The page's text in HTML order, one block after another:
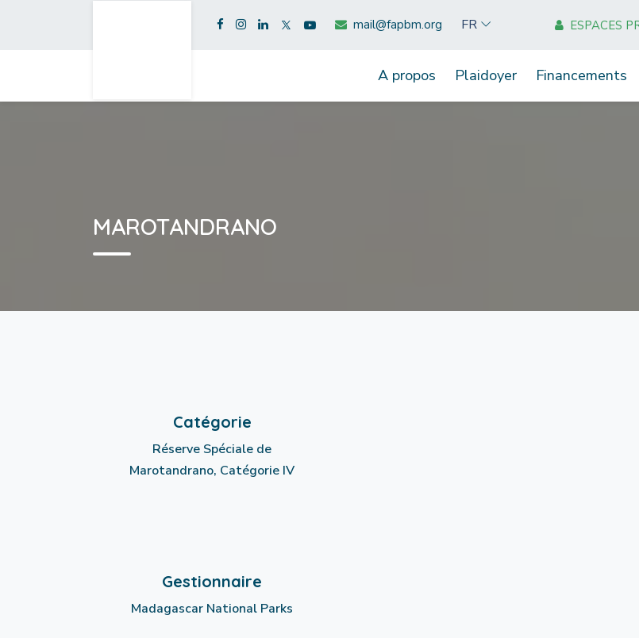
mail@fapbm.org FR ESPACES
A propos Plaidoyer Financements
MAROTANDRANO
Catégorie
Réserve Spéciale de
Marotandrano, Catégorie IV
Gestionnaire
Madagascar National Parks